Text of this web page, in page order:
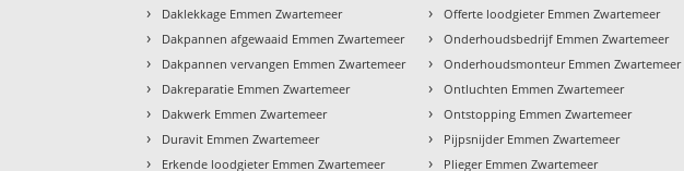
› Daklekkage Emmen Zwartemeer
› Dakpannen afgewaaid Emmen Zwartemeer
› Dakpannen vervangen Emmen Zwartemeer
› Dakreparatie Emmen Zwartemeer
› Dakwerk Emmen Zwartemeer
› Duravit Emmen Zwartemeer
› Erkende loodgieter Emmen Zwartemeer
› Offerte loodgieter Emmen Zwartemeer
› Onderhoudsbedrijf Emmen Zwartemeer
› Onderhoudsmonteur Emmen Zwartemeer
› Ontluchten Emmen Zwartemeer
› Ontstopping Emmen Zwartemeer
› Pijpsnijder Emmen Zwartemeer
› Plieger Emmen Zwartemeer